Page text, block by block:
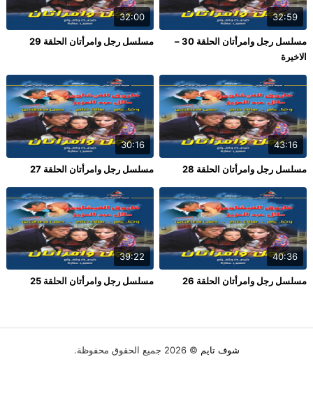
32:59
مسلسل رجل وامرأتان الحلقة 30 –
الاخيرة
32:00
مسلسل رجل وامرأتان الحلقة 29
43:16
مسلسل رجل وامرأتان الحلقة 28
30:16
مسلسل رجل وامرأتان الحلقة 27
40:36
مسلسل رجل وامرأتان الحلقة 26
39:22
مسلسل رجل وامرأتان الحلقة 25
شوف تايم © 2026 جميع الحقوق محفوظة.